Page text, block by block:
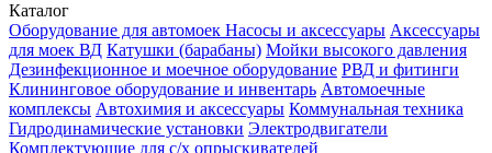
Каталог
Оборудование для автомоек Насосы и аксессуары Аксессуары
для моек ВД Катушки (барабаны) Мойки высокого давления
Дезинфекционное и моечное оборудование РВД и фитинги
Клининговое оборудование и инвентарь Автомоечные
комплексы Автохимия и аксессуары Коммунальная техника
Гидродинамические установки Электродвигатели
Комплектующие для с/х опрыскивателей